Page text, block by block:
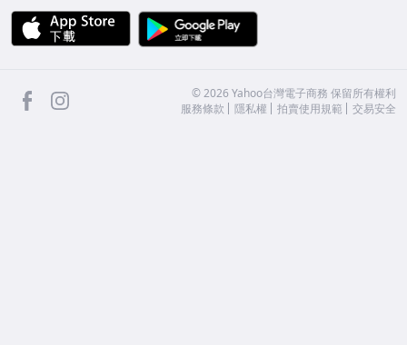
APP Store
facebook ©2026 Yahoo台灣電子商務 保留所有權利
服務條款
隱私權 拍賣使用規範 交易安全